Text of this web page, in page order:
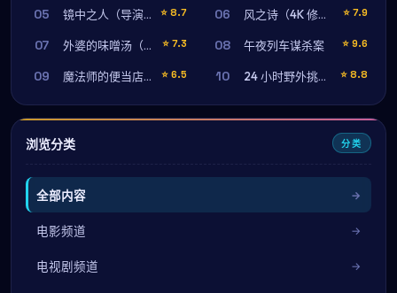
05 镜中之人（导演剪辑版） ⭐ 8.7 06 风之诗（4K 修复版） ⭐ 7.9
07 外婆的味噌汤（高清完整版） ⭐ 7.3 08 午夜列车谋杀案 ⭐ 9.6
09 魔法师的便当店（首映纪念版） ⭐ 6.5 10 24 小时野外挑战（导演剪辑版） ⭐ 8.8
浏览分类 分类
全部内容
电影频道
电视剧频道